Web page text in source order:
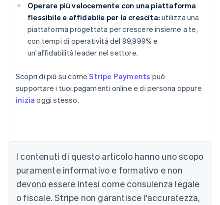
Operare più velocemente con una piattaforma
flessibile e affidabile per la crescita: utilizza una
piattaforma progettata per crescere insieme a te,
con tempi di operatività del 99,999% e
un'affidabilità leader nel settore.
Scopri di più su comeStripe Payments può
supportare i tuoi pagamenti online e di persona oppure
inizia oggi stesso.
I contenuti di questo articolo hanno uno scopo
puramente informativo e formativo e non
devono essere intesi come consulenza legale
o fiscale. Stripe non garantisce l'accuratezza,
Australia
Austria
DeutschEnglish
Belgio